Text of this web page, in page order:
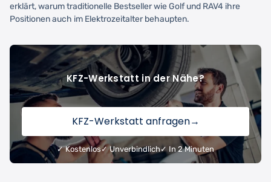
erklärt, warum traditionelle Bestseller wie Golf und RAV4 ihre
Positionen auch im Elektrozeitalter behaupten.
KFZ-Werkstatt in der Nähe?
KFZ-Werkstatt anfragen→
✓ Kostenlos✓ Unverbindlich ✓ In 2 Minuten